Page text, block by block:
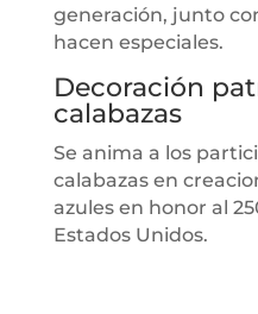
generación, junto
hacen especiales.
Decoración
calabazas
Se anima a los
calabazas en
azules en honor al
Estados Unidos.